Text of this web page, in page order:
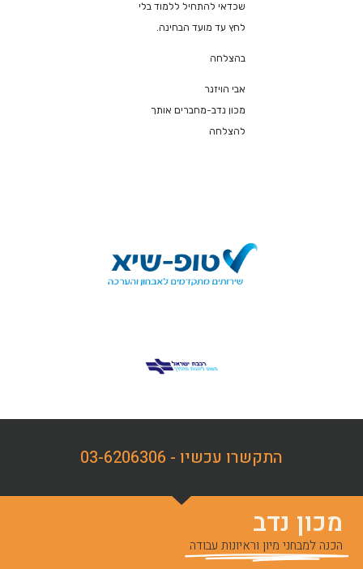
שכדאי להתחיל ללמוד בלי
לחץ עד מועד הבחינה.
בהצלחה
אבי הויזנר
מכון נדב-מחברים אותך
להצלחה
התקשרו עכשיו - 03-6206306
מכון נדב
הכנה למבחני מיון וראיונות עבודה